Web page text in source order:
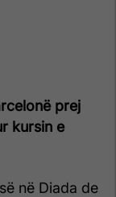
prej
kursin e
në Diada de